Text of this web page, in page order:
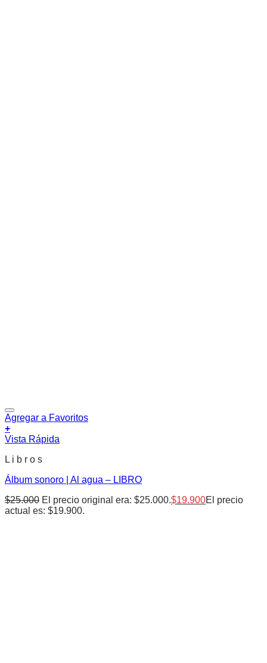
Agregar a Favoritos
+
Vista Rápida
L i b r o s
Álbum sonoro | Al agua – LIBRO
$25.000 El precio original era: $25.000.$19.900El precio
actual es: $19.900.